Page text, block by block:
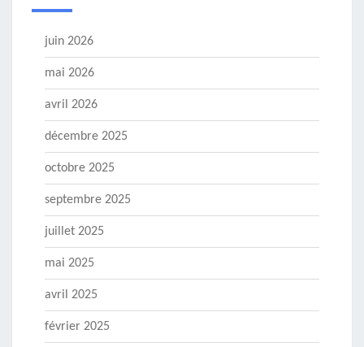
juin 2026
mai 2026
avril 2026
décembre 2025
octobre 2025
septembre 2025
juillet 2025
mai 2025
avril 2025
février 2025